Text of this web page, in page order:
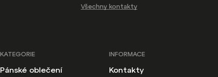
Všechny kontakty
KATEGORIE
Pánské oblečení
INFORMACE
Kontakty